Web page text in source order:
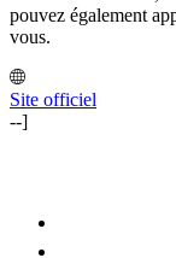
pouvez également
vous.
Site officiel
--]